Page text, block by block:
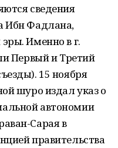
сведения
Ибн Фадлана,
Именно в г.
Первый и Третий
15 ноября
шуро издал указ о
автономии
Сарая в
правительства